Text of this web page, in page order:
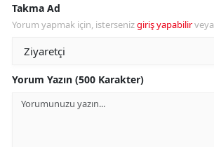
Takma Ad
Yorum yapmak için, istersenizgiriş yapabilirveya
Yorum Yazın (500 Karakter)